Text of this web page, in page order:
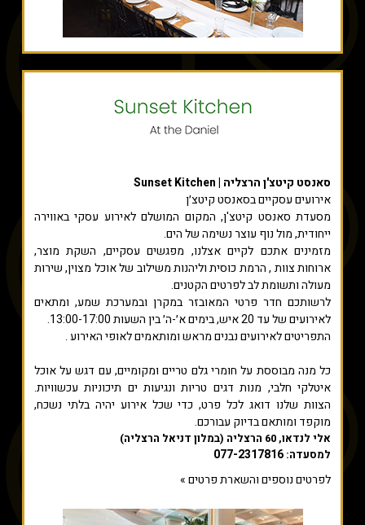
סאנסט קיטצ'ן הרצליה | Sunset Kitchen
אירועים עסקיים בסאנסט קיטצ׳ן
מסעדת סאנסט קיטצ'ן, המקום המושלם לאירוע עסקי באווירה
ייחודית, מול נוף עוצר נשימה של הים.
מזמינים אתכם לקיים אצלנו, מפגשים עסקיים, השקת מוצר,
ארוחות צוות , הרמת כוסית וליהנות משילוב של אוכל מצוין, שירות
מעולה ותשומת לב לפרטים הקטנים.
לרשותכם חדר פרטי המאובזר במקרן ובמערכת שמע, ומתאים
לאירועים של עד 20 איש, בימים א׳-ה׳ בין השעות 13:00-17:00.
התפריטים לאירועים נבנים מראש ומותאמים לאופי האירוע .
כל מנה מבוססת על חומרי גלם טריים ומקומיים, עם דגש על אוכל
איטלקי חלבי, מנות דגים טריות ונגיעות ים תיכוניות עכשוויות.
הצוות שלנו דואג לכל פרט, כדי שכל אירוע יהיה בלתי נשכח,
מוקפד ומותאם בדיוק עבורכם.
אלי לנדאו, 60 הרצליה (במלון דניאל הרצליה)
למסעדה: 077-2317816
לפרטים נוספים והשארת פרטים »